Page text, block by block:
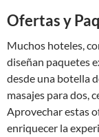
Ofertas y
Muchos hoteles,
diseñan paquetes
desde una botella
masajes para dos,
Aprovechar estas
enriquecer la